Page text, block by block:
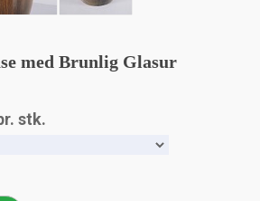
med Brunlig Glasur
stk.